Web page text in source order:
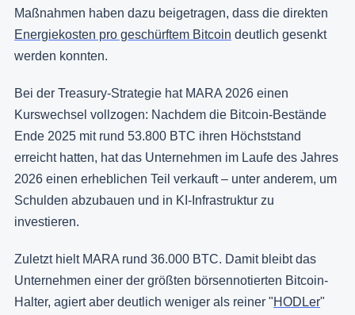
Maßnahmen haben dazu beigetragen, dass die direkten
Energiekosten pro geschürftem Bitcoin deutlich gesenkt
werden konnten.
Bei der Treasury-Strategie hat MARA 2026 einen
Kurswechsel vollzogen: Nachdem die Bitcoin-Bestände
Ende 2025 mit rund 53.800 BTC ihren Höchststand
erreicht hatten, hat das Unternehmen im Laufe des Jahres
2026 einen erheblichen Teil verkauft – unter anderem, um
Schulden abzubauen und in KI-Infrastruktur zu
investieren.
Zuletzt hielt MARA rund 36.000 BTC. Damit bleibt das
Unternehmen einer der größten börsennotierten Bitcoin-
Halter, agiert aber deutlich weniger als reiner "HODLer"